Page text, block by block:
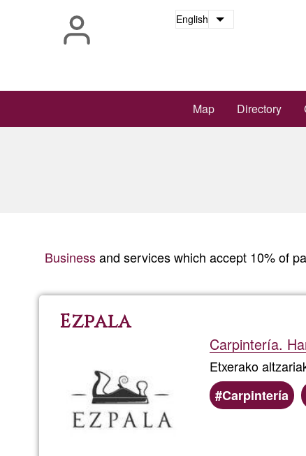
English List additional
Map Directory
Businessand services which accept 10% of
Ezpala
Carpintería.
Etxerako
Carpintería